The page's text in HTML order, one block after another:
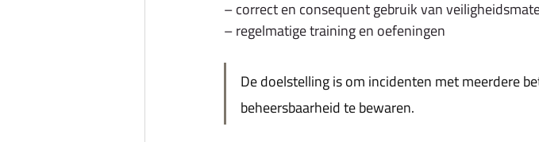
– correct en consequent gebruik van
– regelmatige training en oefeningen
De doelstelling is om incidenten met meerdere
beheersbaarheid te bewaren.